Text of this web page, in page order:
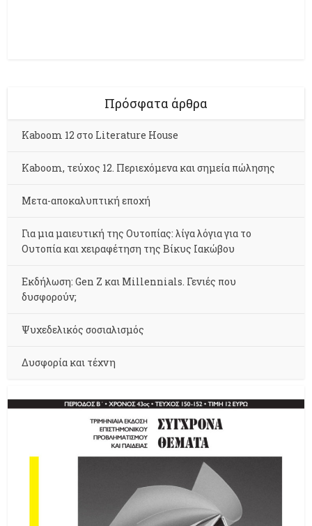
Πρόσφατα άρθρα
Kaboom 12 στο Literature House
Kaboom, τεύχος 12. Περιεχόμενα και σημεία πώλησης
Μετα-αποκαλυπτική εποχή
Για μια μαιευτική της Ουτοπίας: λίγα λόγια για το
Ουτοπία και χειραφέτηση της Βίκυς Ιακώβου
Εκδήλωση: Gen Z και Millennials. Γενιές που
δυσφορούν;
Ψυχεδελικός σοσιαλισμός
Δυσφορία και τέχνη